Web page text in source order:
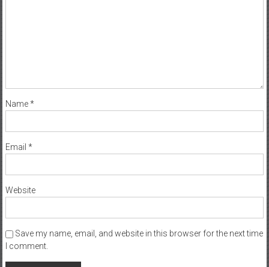
Name*
Email *
Website
Save my name, email, and website in this browser for the next time
I comment.